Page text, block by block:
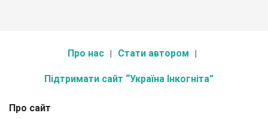
Про нас Стати автором
Підтримати сайт “Україна Інкогніта”
Про сайт